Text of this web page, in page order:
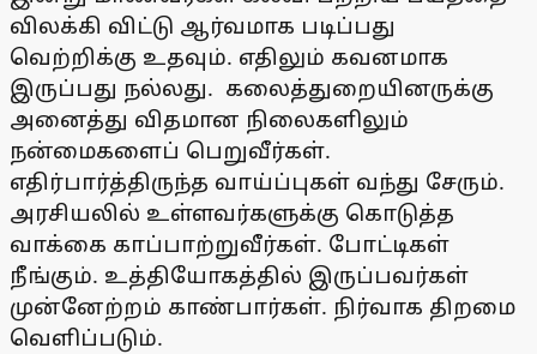
விலக்கி விட்டு ஆர்வமாக படிப்பது
வெற்றிக்கு உதவும். எதிலும் கவனமாக
இருப்பது நல்லது. கலைத்துறையினருக்கு
அனைத்து விதமான நிலைகளிலும்
நன்மைகளைப் பெறுவீர்கள்.
எதிர்பார்த்திருந்த வாய்ப்புகள் வந்து சேரும்.
அரசியலில் உள்ளவர்களுக்கு கொடுத்த
வாக்கை காப்பாற்றுவீர்கள். போட்டிகள்
நீங்கும். உத்தியோகத்தில் இருப்பவர்கள்
முன்னேற்றம் காண்பார்கள். நிர்வாக திறமை
வெளிப்படும்.